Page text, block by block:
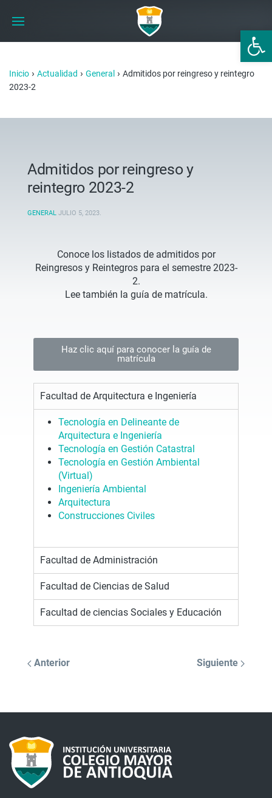
Abrir
Inicio › Actualidad › General › Admitidos por reingreso y reintegro
2023-2
Admitidos por reingreso y
reintegro 2023-2
GENERAL JULIO 5, 2023.
Conoce los listados de admitidos por
Reingresos y Reintegros para el semestre 2023-
2.
Lee también la guía de matrícula.
Haz clic aquí para conocer la guía de
matrícula
Facultad de Arquitectura e Ingeniería
Tecnología en Delineante de
Arquitectura e Ingeniería
Tecnología en Gestión Catastral
Tecnología en Gestión Ambiental
(Virtual)
Ingeniería Ambiental
Arquitectura
Construcciones Civiles
Facultad de Administración
Facultad de Ciencias de Salud
Facultad de ciencias Sociales y Educación
Anterior Siguiente